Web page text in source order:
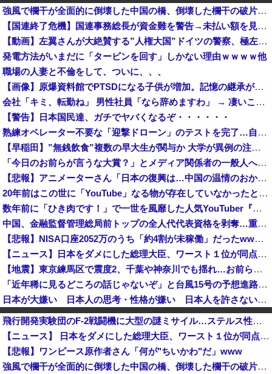
強風で欄干が全面的に倒壊した中国の橋、倒壊した欄干の破片を調べると凄まじい事実が発覚して……
【国連終了危機】国連事務総長が資金難を警告→未払い額を見た世界3位負担の日本側から厳しい声→では誰が払っていないのか言え
【動画】左翼さんが大絶賛する”人権大国”ドイツの警察、極左活動家への「人道的対処」が力強すぎるとネットで話題に → ｗｗｗｗｗｗｗｗ
発電方法がいまだに「タービンを回す」しかない理由ｗｗｗｗ他
職場の人妻と不倫をして、ついに、、、
【画像】原爆資料館でPTSDになる子供が増加。記憶の継承が危ぶまれる事態に
会社「キミ、転勤ね」 男性社員「なら辞めますわ」 → 凄いことになるｗｗｗｗｗｗ
【警告】日本国民達、ガチでヤバくなるぞ・・・・・・
熟練オペレーター不要な「迎撃ドローン」のテストを完了…自らが目標を追尾する映像公開！
【早稲田】”無銭飲食”複数の早大生が関与か 大学が異例の注意喚起
「今日のお前らが言うな大賞？」とメディア関係者の一般人への苦言にツッコミ殺到、被災地の避難所でカメラまわすのは……
【悲報】アニメーターさん「日本の復興は…中国の温情のおかげだ！」 ← 突っ込み殺到 ｗｗｗｗｗｗｗｗｗ
20年前はこの世に「YouTube」なる物が存在していなかったという事実
数年前に「ひき肉です！」で一世を風靡した人気YouTuber『ちょんまげ小僧』さん、とんでもないことになっていた
中国、金融監督管理総局前トップの全人代代表資格を剥奪…重大な規律違反で！
【悲報】NISA口座2052万のうち「約4割が未稼働」だったwwwwww
【ニュース】日本をダメにした総理大臣、ワースト１位が同点でこの人ｗｗｗｗｗｗ
【地震】東京練馬区で震度2、千葉や神奈川でも揺れ…お前ら気付いた？
「近年稀に見るどころの話じゃないぞ」と台風15号の予想進路に困惑する人が多数、偏西風が全く通用していないんだけど……
日本が大嫌い 日本人の思考・性格が嫌い 日本人を許さない 日本なんか消滅してほしい [8/8]
共産党「熊本地震救援募金のお願いをしていたところ、中指を立てられました。中指がメガネに当たり、危うく怪我をするところでした」
なぜプーチンはウクライナ侵攻をやめられないのか？！
「外国人受け入れ反対」大幅増 東大調査、若い世代で多く
飛行開発実験団のF-2戦闘機に大型の謎ミサイル…ステルス性と射程1000kmを誇る「最新鋭の空母キラー」か？！
【ニュース】 日本をダメにした総理大臣、ワースト１位が同点でこの人ｗｗｗｗｗｗ
【悲報】ワンピース原作者さん「何が"ちいかわ"だ」www
強風で欄干が全面的に倒壊した中国の橋、倒壊した欄干の破片を調べると凄まじい事実が発覚して……